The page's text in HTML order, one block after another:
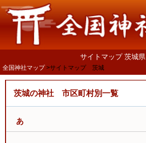
サイトマップ 茨城県
全国神社マップ サイトマップ 茨城
茨城の神社 市区町村別一覧
あ